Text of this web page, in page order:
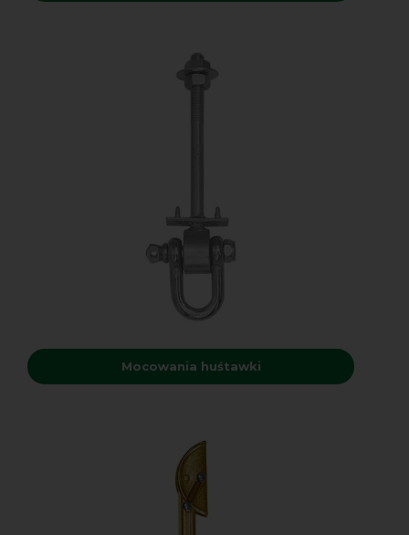
Mocowania huśtawki